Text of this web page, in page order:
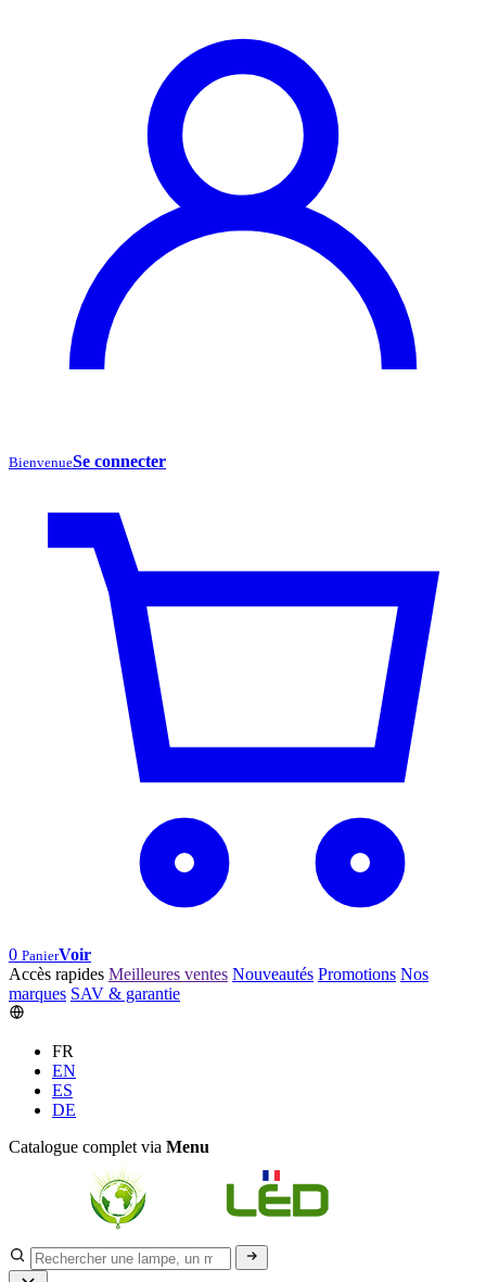
BienvenueSe connecter
0 PanierVoir
Accès rapides Meilleures ventes Nouveautés Promotions Nos
marques SAV & garantie
FR
EN
ES
DE
Catalogue complet via Menu